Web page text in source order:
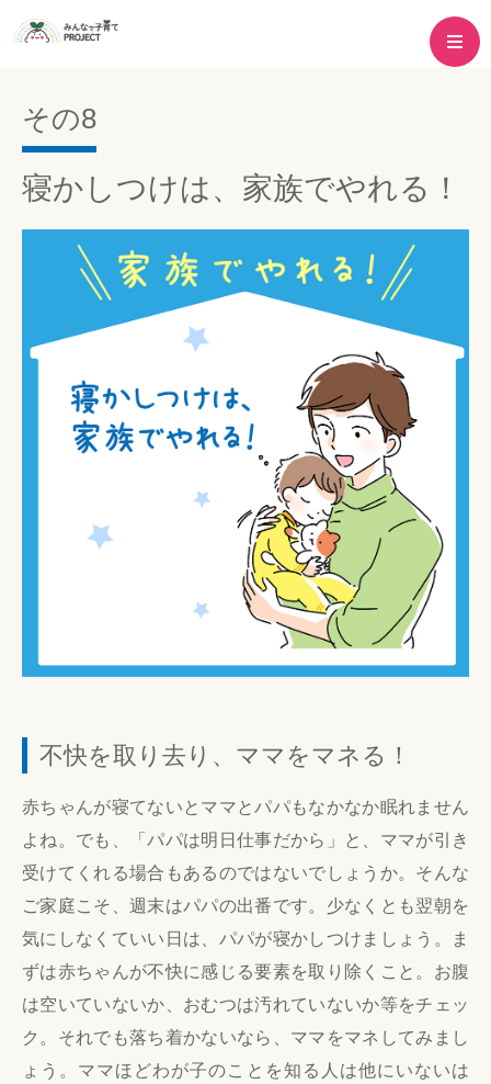
その8
寝かしつけは、家族でやれる！
不快を取り去り、ママをマネる！
赤ちゃんが寝てないとママとパパもなかなか眠れません
よね。でも、「パパは明日仕事だから」と、ママが引き
受けてくれる場合もあるのではないでしょうか。そんな
ご家庭こそ、週末はパパの出番です。少なくとも翌朝を
気にしなくていい日は、パパが寝かしつけましょう。ま
ずは赤ちゃんが不快に感じる要素を取り除くこと。お腹
は空いていないか、おむつは汚れていないか等をチェッ
ク。それでも落ち着かないなら、ママをマネしてみまし
ょう。ママほどわが子のことを知る人は他にいないは